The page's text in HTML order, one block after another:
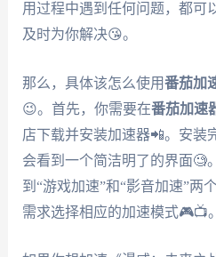
用过程中遇到任何问题，都可
及时为你解决😘。
那么，具体该怎么使用番茄加
😉。首先，你需要在番茄加速
店下载并安装加速器📲。安装
会看到一个简洁明了的界面🧐
到“游戏加速”和“影音加速”两
需求选择相应的加速模式🎮📺。